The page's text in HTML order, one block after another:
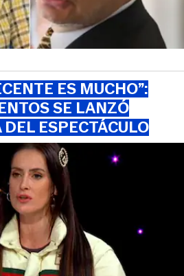
ES MUCHO”:
SE LANZÓ
ESPECTÁCULO